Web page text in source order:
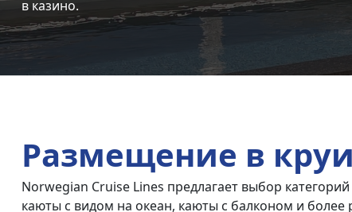
в казино.
Размещение в
Norwegian Cruise Lines предлагает выбор
каюты с видом на океан, каюты с балконом и